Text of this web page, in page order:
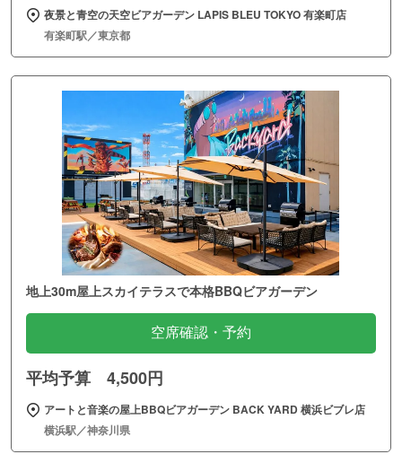
夜景と青空の天空ビアガーデン LAPIS BLEU TOKYO 有楽町店
有楽町駅／東京都
地上30m屋上スカイテラスで本格BBQビアガーデン
空席確認・予約
平均予算 4,500円
アートと音楽の屋上BBQビアガーデン BACK YARD 横浜ビブレ店
横浜駅／神奈川県